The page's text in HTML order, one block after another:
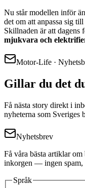
Nu står modellen inför
det om att anpassa sig
Skillnaden är att dagens
mjukvara och
Motor-Life ·
Gillar du det
Få nästa story direkt i
nyheterna som Sveriges
Nyhetsbrev
Få våra bästa artiklar
inkorgen — ingen spam,
Språk